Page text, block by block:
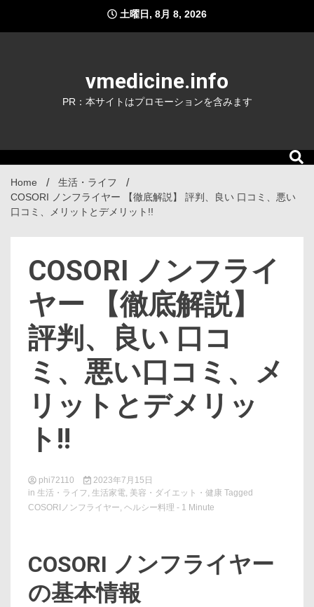
content
土曜日, 8月 8, 2026
vmedicine.info
PR：本サイトはプロモーションを含みます
Home
生活・ライフ
COSORI ノンフライヤー 【徹底解説】 評判、良い 口コミ、悪い
口コミ、メリットとデメリット!!
COSORI ノンフライ
ヤー 【徹底解説】
評判、良い 口コ
ミ、悪い口コミ、メ
リットとデメリッ
ト!!
phi72110
2023年7月15日
in 生活・ライフ , 生活家電, 美容・ダイエット・健康 Tagged
COSORIノンフライヤー, ヘルシー料理 - 1 Minute
COSORI ノンフライヤー
の基本情報